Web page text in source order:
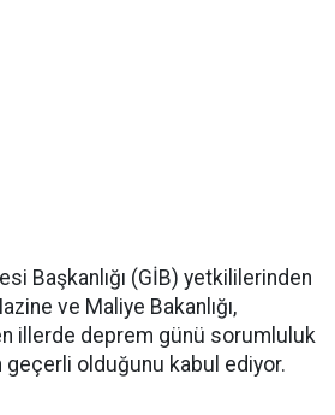
Başkanlığı (GİB) yetkililerinden
ve Maliye Bakanlığı,
illerde deprem günü sorumluluk
geçerli olduğunu kabul ediyor.